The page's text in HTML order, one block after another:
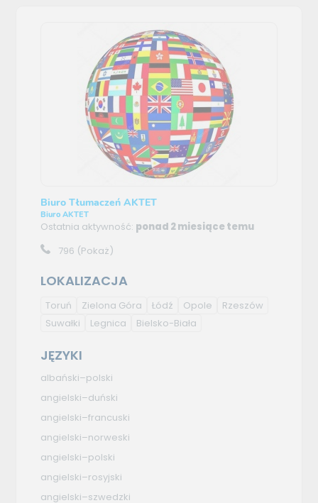
Biuro Tłumaczeń AKTET
Biuro AKTET
Ostatnia aktywność: ponad 2 miesiące temu
796 (Pokaż)
LOKALIZACJA
Toruń Zielona Góra Łódź Opole
Rzeszów
Suwałki
Legnica Bielsko-Biała
JĘZYKI
albański–polski
angielski–duński
angielski–francuski
angielski–norweski
angielski–polski
angielski–rosyjski
angielski–szwedzki